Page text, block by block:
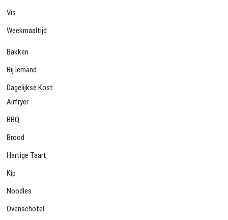
Vis
Weekmaaltijd
Bakken
Bij Iemand
Dagelijkse Kost
Airfryer
BBQ
Brood
Hartige Taart
Kip
Noodles
Ovenschotel